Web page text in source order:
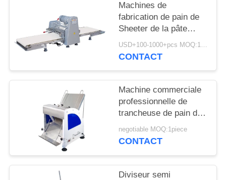
DEMANDEZ
UN DEVIS
DU
PRIVACY
POLICY
Machines de
fabrication de pain de
Sheeter de la pâte
acier inoxydable
commercial électrique
USD+100-1000+pcs MOQ:1pcs
CONTACT
Machine commerciale
professionnelle de
trancheuse de pain de
la trancheuse 31pcs de
pain de pain pour la
negotiable MOQ:1piece
CONTACT
Diviseur semi